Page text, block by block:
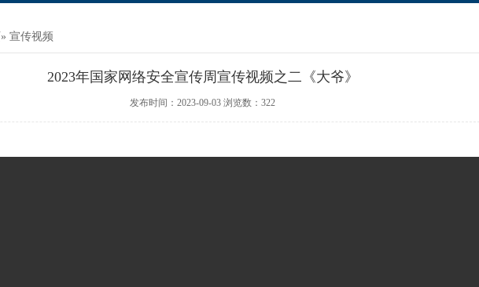
» 宣传视频
2023年国家网络安全宣传周宣传视频之二《大爷》
发布时间：2023-09-03 浏览数： 322